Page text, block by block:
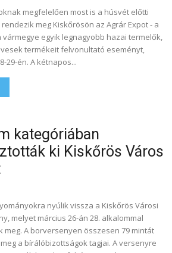
megfelelően most is a húsvét előtti
meg Kiskőrösön az Agrár Expot - a
vármegye egyik legnagyobb hazai termelők,
termékeit felvonultató eseményt,
29-én. A kétnapos...
kategóriában
ki Kiskőrös Város
nyúlik vissza a Kiskőrös Városi
melyet március 26-án 28. alkalommal
meg. A borversenyen összesen 79 mintát
a bírálóbizottságok tagjai. A versenyre